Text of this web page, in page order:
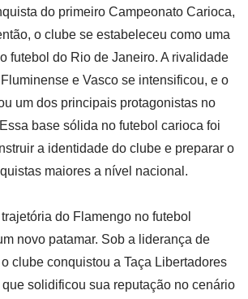
do primeiro Campeonato Carioca,
o clube se estabeleceu como uma
futebol do Rio de Janeiro. A rivalidade
e Vasco se intensificou, e o
um dos principais protagonistas no
base sólida no futebol carioca foi
a identidade do clube e preparar o
maiores a nível nacional.
do Flamengo no futebol
novo patamar. Sob a liderança de
clube conquistou a Taça Libertadores
solidificou sua reputação no cenário